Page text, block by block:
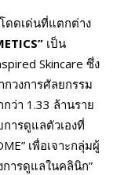
ดดเด่นที่แตกต่าง
” เป็น
Skincare ซึ่ง
วงการศัลยกรรม
ว่า 1.33 ล้านราย
ารดูแลตัวเองที่
เพื่อเจาะกลุ่มผู้
ารดูแลในคลินิก”